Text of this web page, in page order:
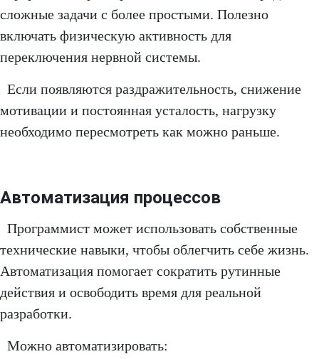
сложные задачи с более простыми. Полезно
включать физическую активность для
переключения нервной системы.
Если появляются раздражительность, снижение
мотивации и постоянная усталость, нагрузку
необходимо пересмотреть как можно раньше.
Автоматизация процессов
Программист может использовать собственные
технические навыки, чтобы облегчить себе жизнь.
Автоматизация помогает сократить рутинные
действия и освободить время для реальной
разработки.
Можно автоматизировать: